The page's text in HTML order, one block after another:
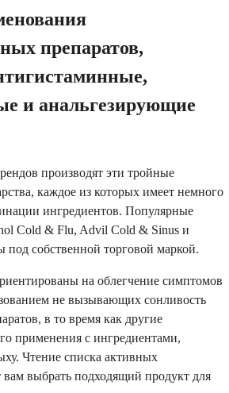
препаратов,
и анальгезирующие
производят эти тройные
каждое из которых имеет немного
ингредиентов. Популярные
Cold & Flu, Advil Cold & Sinus и
под собственной торговой маркой.
на облегчение симптомов
не вызывающих сонливость
в то время как другие
применения с ингредиентами,
Чтение списка активных
выбрать подходящий продукт для